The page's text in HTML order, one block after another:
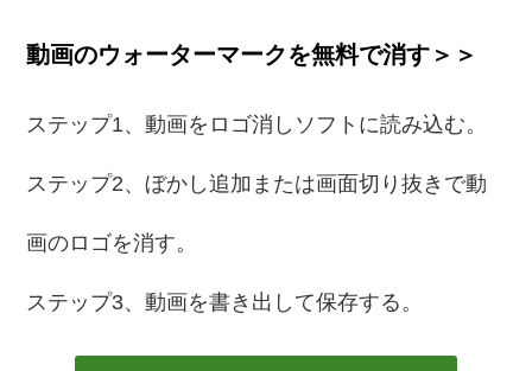
動画のウォーターマークを無料で消す＞＞
ステップ1、動画をロゴ消しソフトに読み込む。
ステップ2、ぼかし追加または画面切り抜きで動
画のロゴを消す。
ステップ3、動画を書き出して保存する。